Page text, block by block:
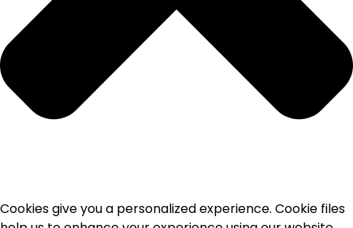
Cookies give you a personalized experience. Cookie files